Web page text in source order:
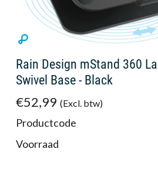
Rain Design mStand 360
Swivel Base - Black
€52,99 (Excl. btw)
Productcode
Voorraad